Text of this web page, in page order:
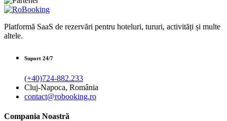
Platformă SaaS de rezervări pentru hoteluri, tururi, activități și multe
altele.
Suport 24/7
(+40)724-882.233
Cluj-Napoca, România
contact@robooking.ro
Compania Noastră